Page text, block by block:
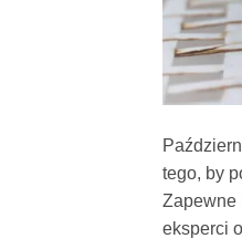
tego, by
Zapewne
eksperci